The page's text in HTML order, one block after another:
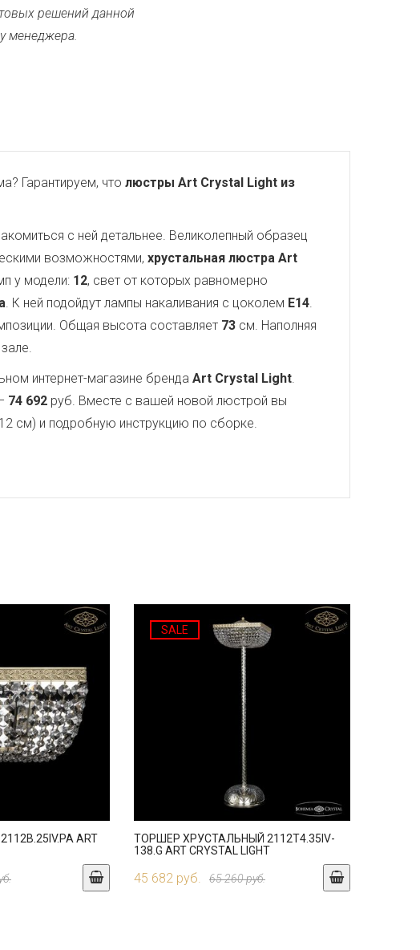
решений данной
менеджера.
Гарантируем, что люстры Art Crystal Light из
с ней детальнее. Великолепный образец
возможностями, хрустальная люстра Art
у модели: 12, свет от которых равномерно
. К ней подойдут лампы накаливания с цоколем E14.
Общая высота составляет 73 см. Наполняя
интернет-магазине бренда Art Crystal Light.
74 692 руб. Вместе с вашей новой люстрой вы
см) и подробную инструкцию по сборке.
ART
SALE
ТОРШЕР ХРУСТАЛЬНЫЙ 2112T4.35IV-
138.G ART CRYSTAL LIGHT
45 682 руб. 65 260 руб.